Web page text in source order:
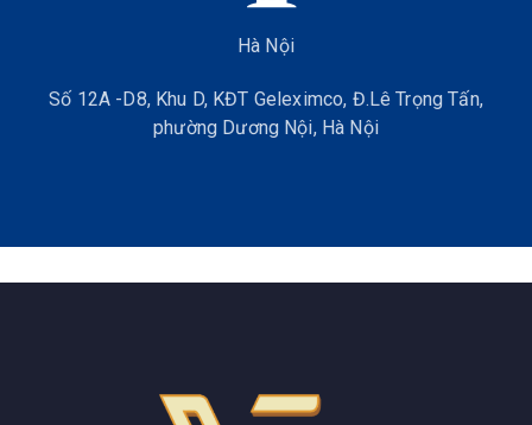
Hà Nội
Số 12A -D8, Khu D, KĐT Geleximco, Đ.Lê Trọng Tấn,
phường Dương Nội, Hà Nội